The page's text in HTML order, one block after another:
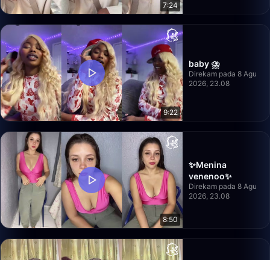
7:24
9:22
baby ⛈️
Direkam pada 8 Agu
2026, 23.08
8:50
✨Menina
venenoo✨
Direkam pada 8 Agu
2026, 23.08